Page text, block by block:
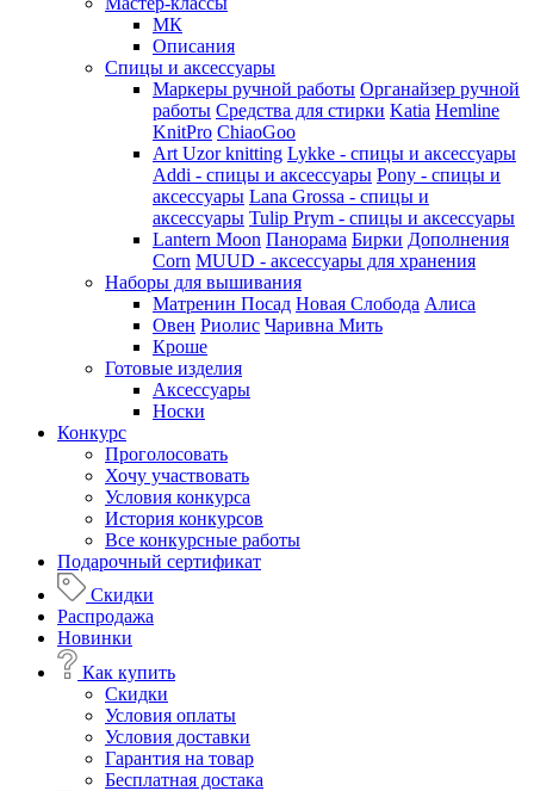
МК
Описания
Спицы и аксессуары
Маркеры ручной работы Органайзер ручной
работы Средства для стирки Katia Hemline
KnitPro ChiaoGoo
Art Uzor knitting Lykke - спицы и аксессуары
Addi - спицы и аксессуары Pony - спицы и
аксессуары Lana Grossa - спицы и
аксессуары Tulip Prym - спицы и аксессуары
Lantern Moon Панорама Бирки Дополнения
Corn MUUD - аксессуары для хранения
Наборы для вышивания
Матренин Посад Новая Слобода Алиса
Овен Риолис Чаривна Мить
Кроше
Готовые изделия
Аксессуары
Носки
Конкурс
Проголосовать
Хочу участвовать
Условия конкурса
История конкурсов
Все конкурсные работы
Подарочный сертификат
Скидки
Распродажа
Новинки
Как купить
Скидки
Условия оплаты
Условия доставки
Гарантия на товар
Бесплатная достака